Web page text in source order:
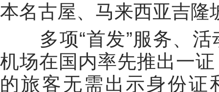
本名古屋、马来西亚吉隆
多项“首发”服务、活
机场在国内率先推出一
的旅客无需出示身份证